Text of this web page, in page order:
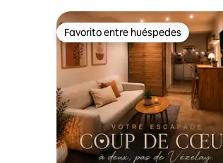
Favorito entre huéspedes
Favorito entre huéspedes